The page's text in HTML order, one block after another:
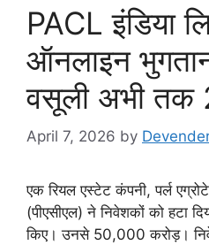
PACL इंडिया
ऑनलाइन
वसूली अभी तक
April 7, 2026 by
एक रियल एस्टेट कंपनी, पर्ल
(पीएसीएल) ने निवेशकों को हटा
किए। उनसे 50,000 करोड़।